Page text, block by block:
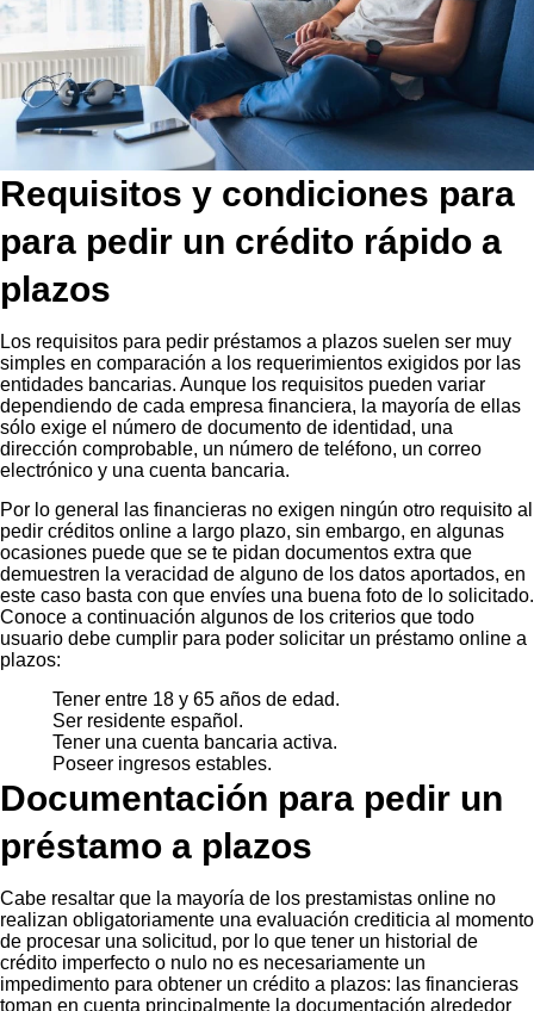
Requisitos y condiciones para
para pedir un crédito rápido a
plazos
Los requisitos para pedir préstamos a plazos suelen ser muy
simples en comparación a los requerimientos exigidos por las
entidades bancarias. Aunque los requisitos pueden variar
dependiendo de cada empresa financiera, la mayoría de ellas
sólo exige el número de documento de identidad, una
dirección comprobable, un número de teléfono, un correo
electrónico y una cuenta bancaria.
Por lo general las financieras no exigen ningún otro requisito al
pedir créditos online a largo plazo, sin embargo, en algunas
ocasiones puede que se te pidan documentos extra que
demuestren la veracidad de alguno de los datos aportados, en
este caso basta con que envíes una buena foto de lo solicitado.
Conoce a continuación algunos de los criterios que todo
usuario debe cumplir para poder solicitar un préstamo online a
plazos:
Tener entre 18 y 65 años de edad.
Ser residente español.
Tener una cuenta bancaria activa.
Poseer ingresos estables.
Documentación para pedir un
préstamo a plazos
Cabe resaltar que la mayoría de los prestamistas online no
realizan obligatoriamente una evaluación crediticia al momento
de procesar una solicitud, por lo que tener un historial de
crédito imperfecto o nulo no es necesariamente un
impedimento para obtener un crédito a plazos: las financieras
toman en cuenta principalmente la documentación alrededor